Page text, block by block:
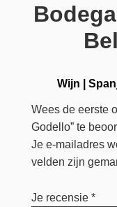
Wijn |
Wees de eerste
Godello” te
Je e-mailadres
velden zijn
Je recensie *